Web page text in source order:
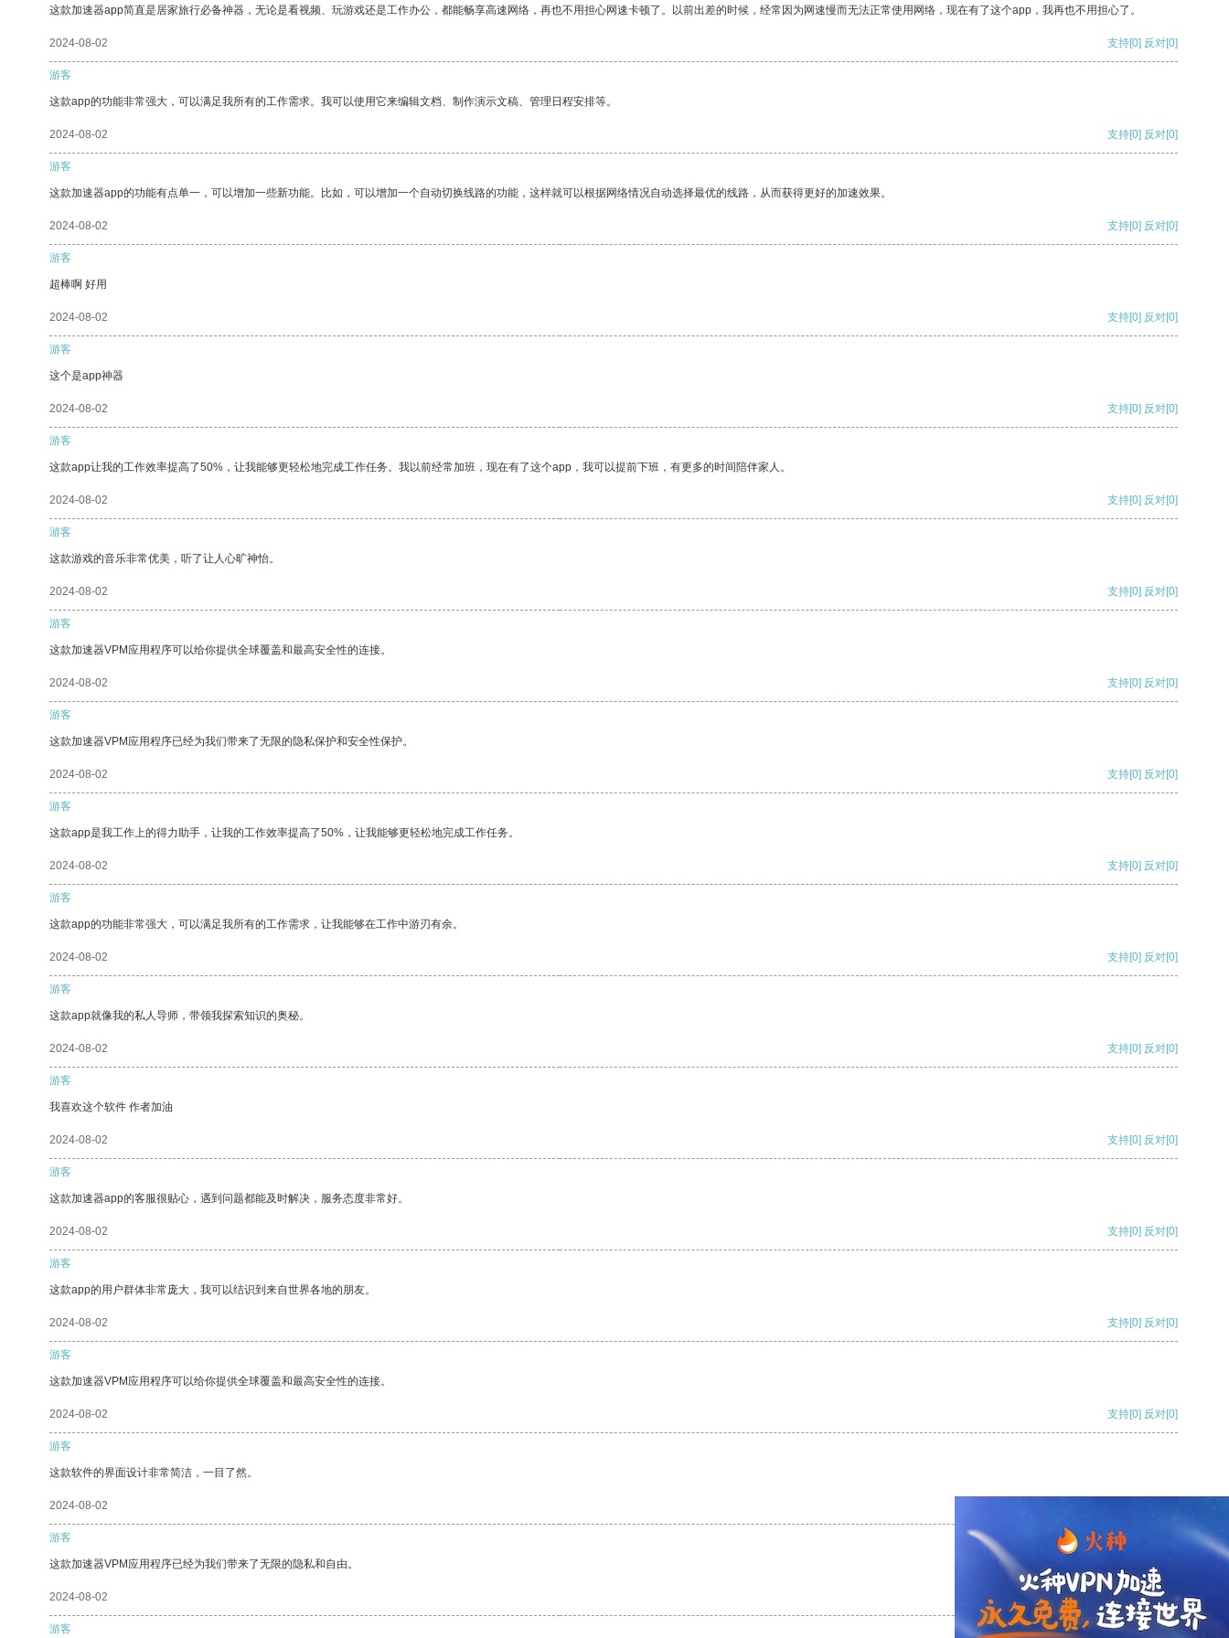
这款加速器app简直是居家旅行必备神器，无论是看视频、玩游戏还是工作办公，都能畅享高速网络，再也不用担心网速卡顿了。以前出差的时候，经常因为网速慢而无法正常使用网络，现在有了这个app，我再也不用担心了。
2024-08-02 支持[0] 反对[0]
游客
这款app的功能非常强大，可以满足我所有的工作需求。我可以使用它来编辑文档、制作演示文稿、管理日程安排等。
2024-08-02 支持[0] 反对[0]
游客
这款加速器app的功能有点单一，可以增加一些新功能。比如，可以增加一个自动切换线路的功能，这样就可以根据网络情况自动选择最优的线路，从而获得更好的加速效果。
2024-08-02 支持[0] 反对[0]
游客
超棒啊 好用
2024-08-02 支持[0] 反对[0]
游客
这个是app神器
2024-08-02 支持[0] 反对[0]
游客
这款app让我的工作效率提高了50%，让我能够更轻松地完成工作任务。我以前经常加班，现在有了这个app，我可以提前下班，有更多的时间陪伴家人。
2024-08-02 支持[0] 反对[0]
游客
这款游戏的音乐非常优美，听了让人心旷神怡。
2024-08-02 支持[0] 反对[0]
游客
这款加速器VPM应用程序可以给你提供全球覆盖和最高安全性的连接。
2024-08-02 支持[0] 反对[0]
游客
这款加速器VPM应用程序已经为我们带来了无限的隐私保护和安全性保护。
2024-08-02 支持[0] 反对[0]
游客
这款app是我工作上的得力助手，让我的工作效率提高了50%，让我能够更轻松地完成工作任务。
2024-08-02 支持[0] 反对[0]
游客
这款app的功能非常强大，可以满足我所有的工作需求，让我能够在工作中游刃有余。
2024-08-02 支持[0] 反对[0]
游客
这款app就像我的私人导师，带领我探索知识的奥秘。
2024-08-02 支持[0] 反对[0]
游客
我喜欢这个软件 作者加油
2024-08-02 支持[0] 反对[0]
游客
这款加速器app的客服很贴心，遇到问题都能及时解决，服务态度非常好。
2024-08-02 支持[0] 反对[0]
游客
这款app的用户群体非常庞大，我可以结识到来自世界各地的朋友。
2024-08-02 支持[0] 反对[0]
游客
这款加速器VPM应用程序可以给你提供全球覆盖和最高安全性的连接。
2024-08-02 支持[0] 反对[0]
游客
这款软件的界面设计非常简洁，一目了然。
2024-08-02
游客
这款加速器VPM应用程序已经为我们带来了无限的隐私和自由。
2024-08-02 支持 [0] 反对 [0]
游客